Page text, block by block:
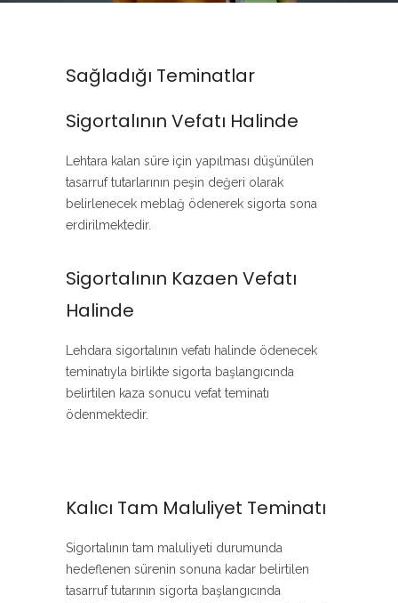
Sağladığı Teminatlar
Sigortalının Vefatı Halinde
Lehtara kalan süre için yapılması düşünülen
tasarruf tutarlarının peşin değeri olarak
belirlenecek meblağ ödenerek sigorta sona
erdirilmektedir.
Sigortalının Kazaen Vefatı
Halinde
Lehdara sigortalının vefatı halinde ödenecek
teminatıyla birlikte sigorta başlangıcında
belirtilen kaza sonucu vefat teminatı
ödenmektedir.
Kalıcı Tam Maluliyet Teminatı
Sigortalının tam maluliyeti durumunda
hedeflenen sürenin sonuna kadar belirtilen
tasarruf tutarının sigorta başlangıcında